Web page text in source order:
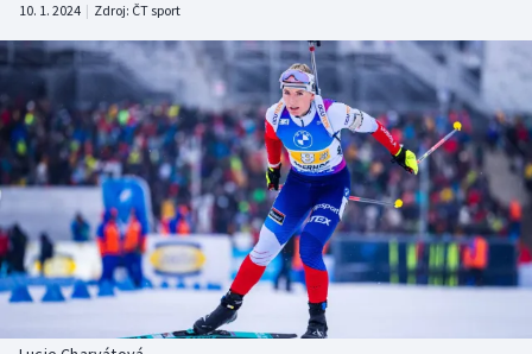
DALŠÍ SPORTY
Americký fotbal
Baseball a softbal
Basketbal
NEPŘEHLÉDNĚTE
Soutěže
Historické návraty
10. 1. 2024 | Zdroj: ČT sport